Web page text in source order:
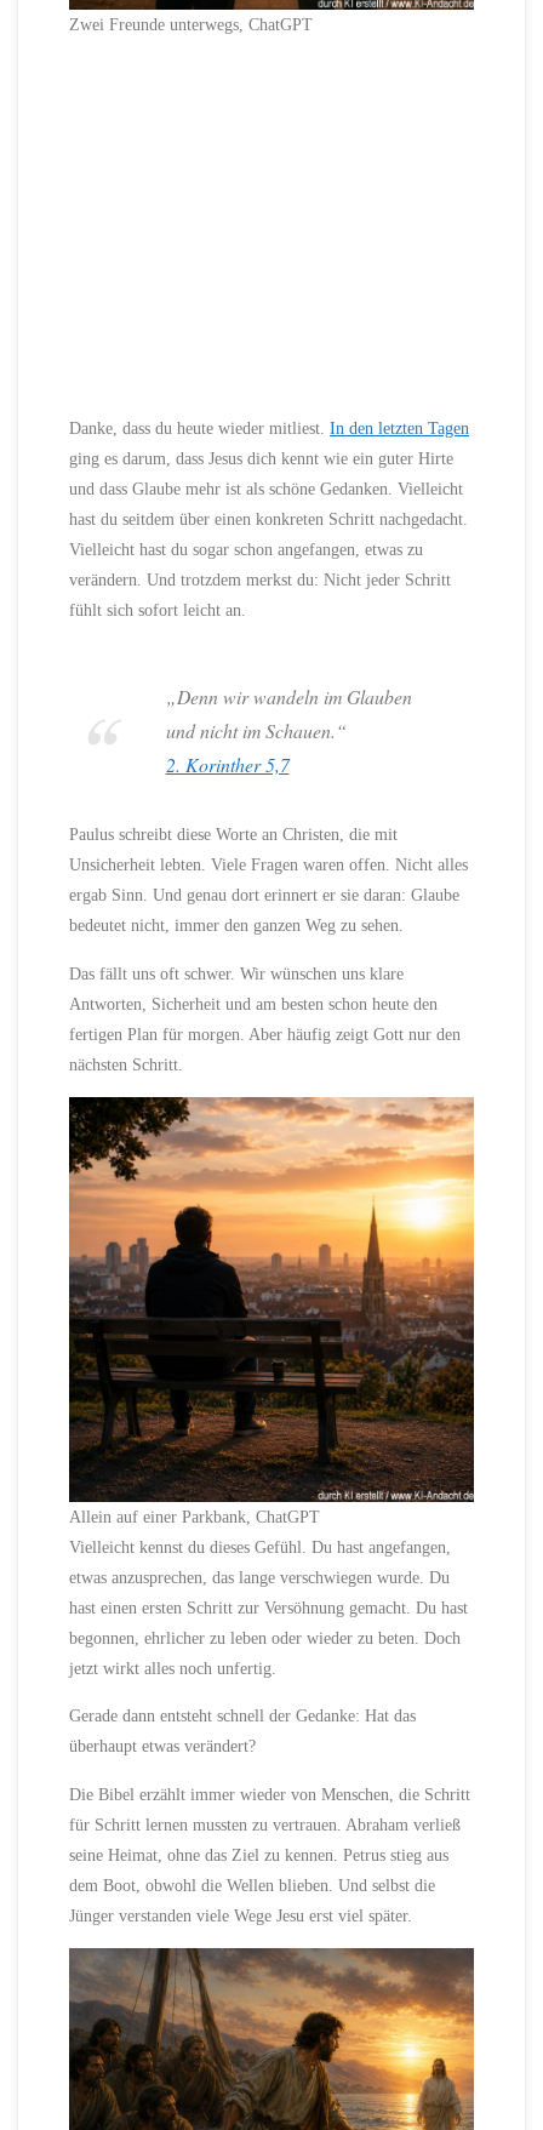
Zwei Freunde unterwegs, ChatGPT
Danke, dass du heute wieder mitliest.In den letzten Tagen
ging es darum, dass Jesus dich kennt wie ein guter Hirte
und dass Glaube mehr ist als schöne Gedanken. Vielleicht
hast du seitdem über einen konkreten Schritt nachgedacht.
Vielleicht hast du sogar schon angefangen, etwas zu
verändern. Und trotzdem merkst du: Nicht jeder Schritt
fühlt sich sofort leicht an.
„Denn wir wandeln im Glauben
und nicht im Schauen.“
2. Korinther 5,7
Paulus schreibt diese Worte an Christen, die mit
Unsicherheit lebten. Viele Fragen waren offen. Nicht alles
ergab Sinn. Und genau dort erinnert er sie daran: Glaube
bedeutet nicht, immer den ganzen Weg zu sehen.
Das fällt uns oft schwer. Wir wünschen uns klare
Antworten, Sicherheit und am besten schon heute den
fertigen Plan für morgen. Aber häufig zeigt Gott nur den
nächsten Schritt.
Allein auf einer Parkbank, ChatGPT
Vielleicht kennst du dieses Gefühl. Du hast angefangen,
etwas anzusprechen, das lange verschwiegen wurde. Du
hast einen ersten Schritt zur Versöhnung gemacht. Du hast
begonnen, ehrlicher zu leben oder wieder zu beten. Doch
jetzt wirkt alles noch unfertig.
Gerade dann entsteht schnell der Gedanke: Hat das
überhaupt etwas verändert?
Die Bibel erzählt immer wieder von Menschen, die Schritt
für Schritt lernen mussten zu vertrauen. Abraham verließ
seine Heimat, ohne das Ziel zu kennen. Petrus stieg aus
dem Boot, obwohl die Wellen blieben. Und selbst die
Jünger verstanden viele Wege Jesu erst viel später.